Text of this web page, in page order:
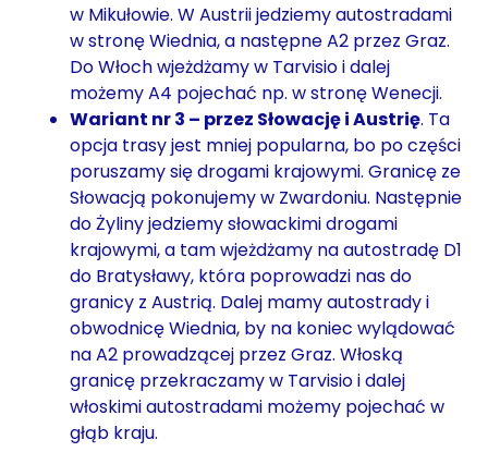
w Mikułowie. W Austrii jedziemy autostradami
w stronę Wiednia, a następne A2 przez Graz.
Do Włoch wjeżdżamy w Tarvisio i dalej
możemy A4 pojechać np. w stronę Wenecji.
Wariant nr 3 – przez Słowację i Austrię. Ta
opcja trasy jest mniej popularna, bo po części
poruszamy się drogami krajowymi. Granicę ze
Słowacją pokonujemy w Zwardoniu. Następnie
do Żyliny jedziemy słowackimi drogami
krajowymi, a tam wjeżdżamy na autostradę D1
do Bratysławy, która poprowadzi nas do
granicy z Austrią. Dalej mamy autostrady i
obwodnicę Wiednia, by na koniec wylądować
na A2 prowadzącej przez Graz. Włoską
granicę przekraczamy w Tarvisio i dalej
włoskimi autostradami możemy pojechać w
głąb kraju.